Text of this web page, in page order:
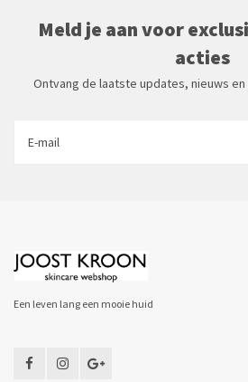
Meld je aan voor
acties
Ontvang de laatste updates, nieuws
Een leven lang een mooie huid